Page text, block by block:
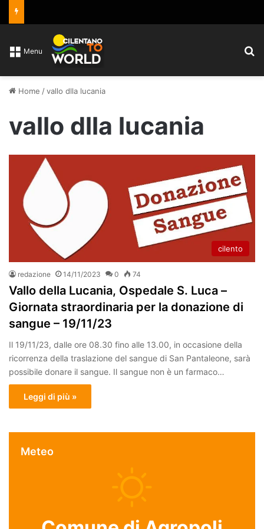
Menu
Home /vallo dlla lucania
vallo dlla lucania
cilento
redazione 14/11/2023 0 74
Vallo della Lucania, Ospedale S. Luca –
Giornata straordinaria per la donazione di
sangue – 19/11/23
Il 19/11/23, dalle ore 08.30 fino alle 13.00, in occasione della
ricorrenza della traslazione del sangue di San Pantaleone, sarà
possibile donare il sangue. Il sangue non è un farmaco…
Leggi di più »
Meteo